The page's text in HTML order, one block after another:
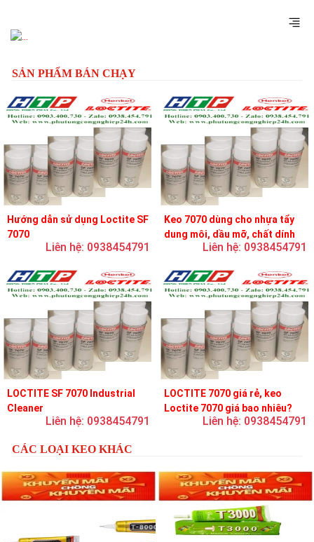
SẢN PHẨM BÁN CHẠY
Hướng dẫn sử dụng Loctite SF
7070
Liên hệ: 0938454791
Keo 7070 dùng cho nhựa tẩy
dung môi, dầu mỡ, chất dính
và chất bôi trơnLiên hệ: 0938454791
LOCTITE SF 7070 Industrial
Cleaner
Liên hệ: 0938454791
LOCTITE 7070 giá rẻ, keo
Loctite 7070 giá bao nhiêu?
Liên hệ: 0938454791
CÁC LOẠI KEO KHÁC